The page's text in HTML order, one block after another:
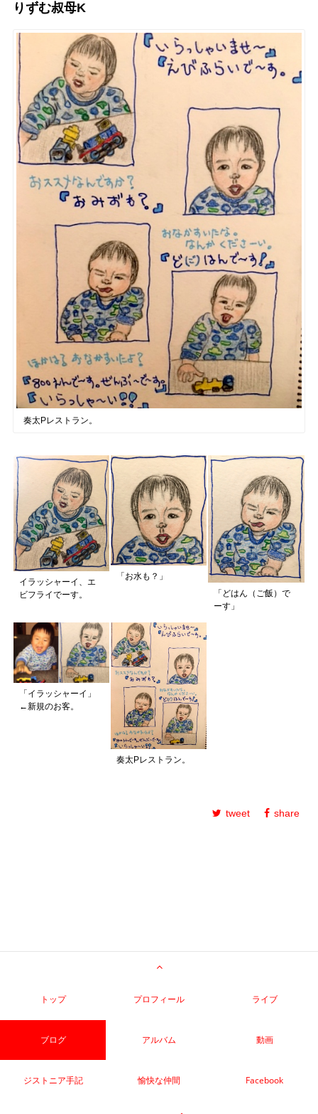
りずむ叔母K
奏太Pレストラン。
イラッシャーイ、エ
ビフライでーす。
「お水も？」
「どはん（ご飯）で
ーす」
「イラッシャーイ」
←新規のお客。
奏太Pレストラン。
tweet share
トップ プロフィール ライブ
ブログ アルバム 動画
ジストニア手記 愉快な仲間 Facebook